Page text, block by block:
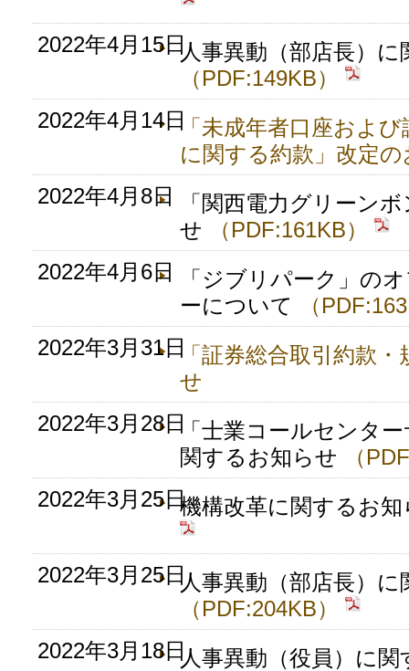
2022年4月15日人事異動（部店長）
（PDF:149KB）
2022年4月14日「未成年者口座およ
に関する約款」改定
2022年4月8日
「関西電力グリーン
せ
（PDF:161KB）
2022年4月6日
「ジブリパーク」の
ーについて
（
2022年3月31日「証券総合取引約款
せ
2022年3月28日「士業コールセンタ
関するお知らせ
（
2022年3月25日機構改革に関するお
2022年3月25日人事異動（部店長）
（PDF:204KB）
2022年3月18日人事異動（役員）に